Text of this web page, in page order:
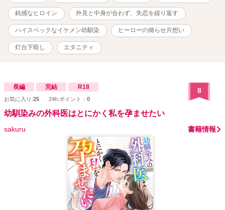
鈍感なヒロイン 外見と中身が合わず、失恋を繰り返す
ハイスペックなイケメン幼馴染 ヒーローの拗らせ片想い
灯台下暗し エタニティ
長編 完結 R18
お気に入り:25 24h.ポイント： 0
8
幼馴染みの外科医はとにかく私を孕ませたい
sakuru 書籍情報